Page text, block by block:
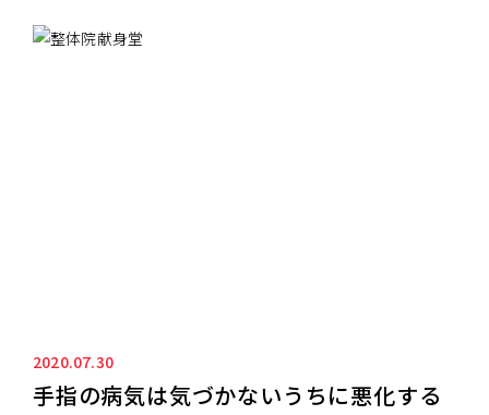
2020.07.30
手指の病気は気づかないうちに悪化する